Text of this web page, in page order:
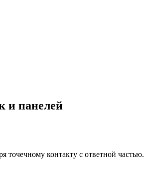
и панелей
точечному контакту с ответной частью.